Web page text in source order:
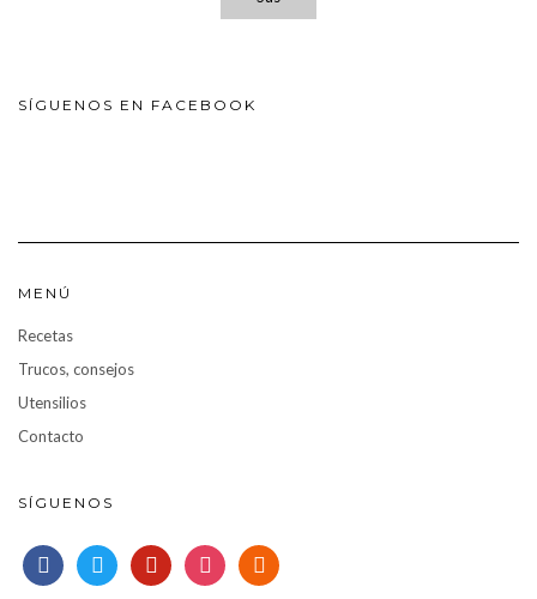
SÍGUENOS EN FACEBOOK
MENÚ
Recetas
Trucos, consejos
Utensilios
Contacto
SÍGUENOS
facebooktwitter pinterestinstagramrss